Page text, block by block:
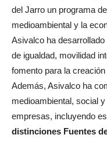
del Jarro un programa
medioambiental y la
Asivalco ha
de igualdad, movilidad
fomento para la
Además, Asivalco ha
medioambiental, social
empresas, incluyendo
distinciones Fuentes